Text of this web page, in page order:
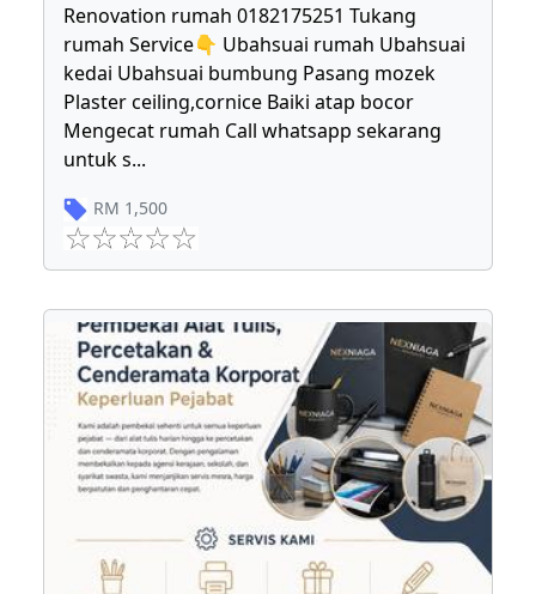
Renovation rumah 0182175251 Tukang
rumah Service👇 Ubahsuai rumah Ubahsuai
kedai Ubahsuai bumbung Pasang mozek
Plaster ceiling,cornice Baiki atap bocor
Mengecat rumah Call whatsapp sekarang
untuk s...
RM 1,500